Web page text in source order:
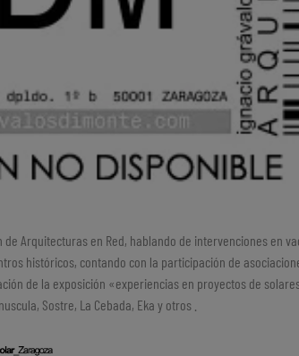
de Arquitecturas en Red, hablando de intervenciones en
históricos, contando con la participación de
de la exposición «experiencias en proyectos de
Sostre, La Cebada, Eka y otros .